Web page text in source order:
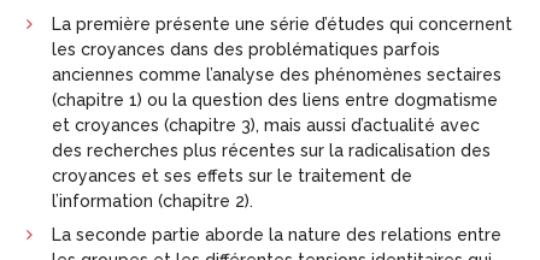
La première présente une série d’études qui concernent
les croyances dans des problématiques parfois
anciennes comme l’analyse des phénomènes sectaires
(chapitre 1) ou la question des liens entre dogmatisme
et croyances (chapitre 3), mais aussi d’actualité avec
des recherches plus récentes sur la radicalisation des
croyances et ses effets sur le traitement de
l’information (chapitre 2).
La seconde partie aborde la nature des relations entre